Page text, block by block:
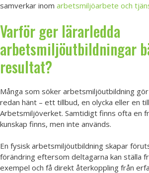
samverkar inom arbetsmiljöarbete och
Varför ger lärarledda
arbetsmiljöutbildningar
resultat?
Många som söker arbetsmiljöutbildning
redan hänt – ett tillbud, en olycka eller en
Arbetsmiljöverket. Samtidigt finns ofta en
kunskap finns, men inte används.
En fysisk arbetsmiljöutbildning skapar
förändring eftersom deltagarna kan ställa
exempel och få direkt återkoppling från